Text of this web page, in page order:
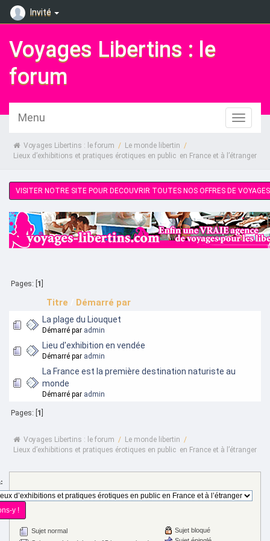
Invité
Voyages Libertins : le
forum
Menu
Voyages Libertins : le forum / Le monde libertin /
Lieux d’exhibitions et pratiques érotiques en public  en France et à l’étranger
VISITER NOTRE SITE POUR DECOUVRIR TOUTES NOS OFFRES DE VOYAGES
Pages: [ 1
Titre Démarré par
La plage du Liouquet
Démarré par admin
Lieu d'exhibition en vendée
Démarré par admin
La France est la première destination naturiste au
monde
Démarré par admin
Pages: [ 1
Voyages Libertins : le forum / Le monde libertin /
Lieux d’exhibitions et pratiques érotiques en public  en France et à l’étranger
Sujet normal
Sujet bloqué